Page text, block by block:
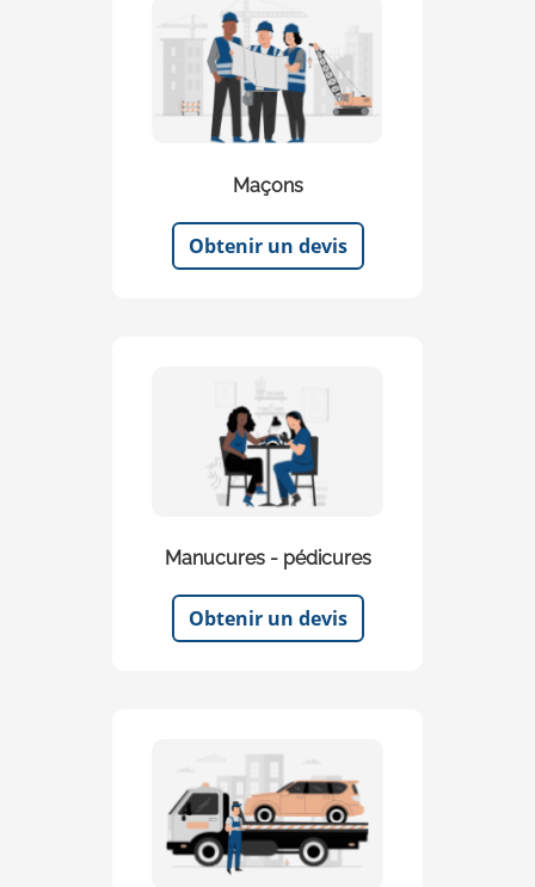
Maçons
Obtenir un devis
Manucures - pédicures
Obtenir un devis